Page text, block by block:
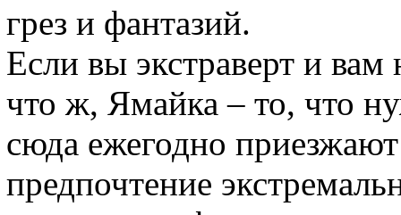
грез и фантазий.
Если вы экстраверт и
что ж, Ямайка – то, что
сюда ежегодно
предпочтение